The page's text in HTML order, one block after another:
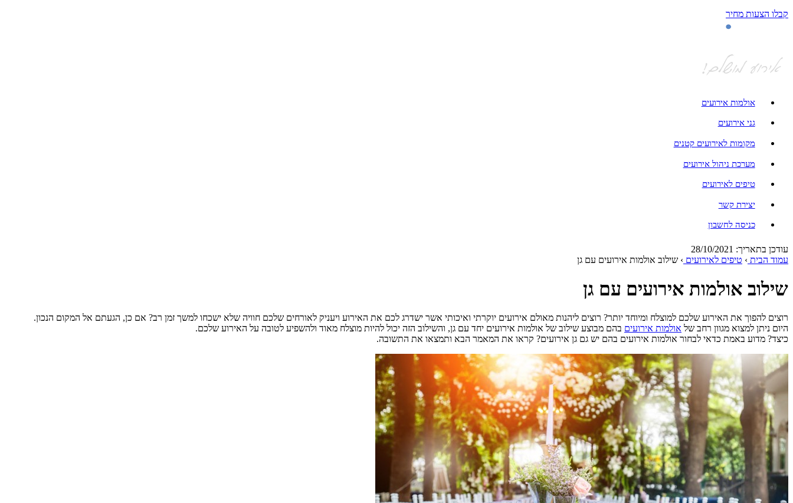
קבלו הצעות מחיר
אולמות אירועים
גני אירועים
מקומות לאירועים קטנים
מערכת ניהול אירועים
טיפים לאירועים
יצירת קשר
כניסה לחשבון
עודכן בתאריך: 28/10/2021
עמוד הבית › טיפים לאירועים › שילוב אולמות אירועים עם גן
שילוב אולמות אירועים עם גן
רוצים להפוך את האירוע שלכם למוצלח ומיוחד יותר? רוצים ליהנות מאולם אירועים יוקרתי ואיכותי אשר ישדרג לכם את האירוע ויעניק לאורחים שלכם חוויה שלא ישכחו למשך זמן רב? אם כן, הגעתם אל המקום הנכון.
היום ניתן למצוא מגוון רחב של אולמות אירועים בהם מבוצע שילוב של אולמות אירועים יחד עם גן, והשילוב הזה יכול להיות מוצלח מאוד ולהשפיע לטובה על האירוע שלכם.
כיצד? מדוע באמת כדאי לבחור אולמות אירועים בהם יש גם גן אירועים? קראו את המאמר הבא ותמצאו את התשובה.